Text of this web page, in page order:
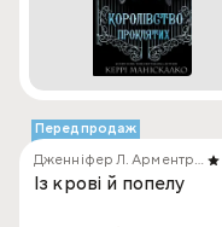
Передпродаж
Дженніфер Л. Арментраут
Із крові й попелу